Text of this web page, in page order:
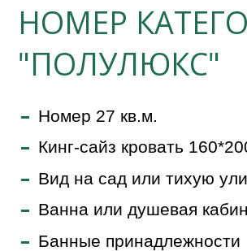
НОМЕР
"ПОЛУЛЮКС"
Номер 27 кв.м.
Кинг-сайз кровать
Вид на сад или тихую
Ванна или душевая
Банные принадлежности